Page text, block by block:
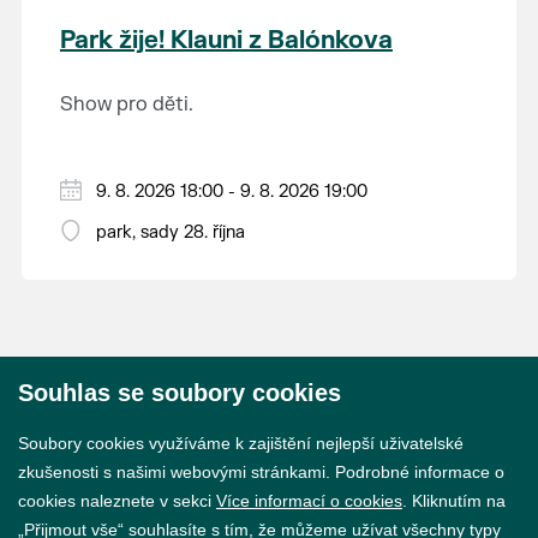
krajina na světě, která je zapsána na Seznam
světového přírodního a kulturního dědictví
Park žije! Klauni z Balónkova
Show pro děti.
9. 8. 2026 18:00 - 9. 8. 2026 19:00
park, sady 28. října
Souhlas se soubory cookies
Soubory cookies využíváme k zajištění nejlepší uživatelské
zkušenosti s našimi webovými stránkami. Podrobné informace o
cookies naleznete v sekci Více informací o cookies . Kliknutím na
„Přijmout vše“ souhlasíte s tím, že můžeme užívat všechny typy